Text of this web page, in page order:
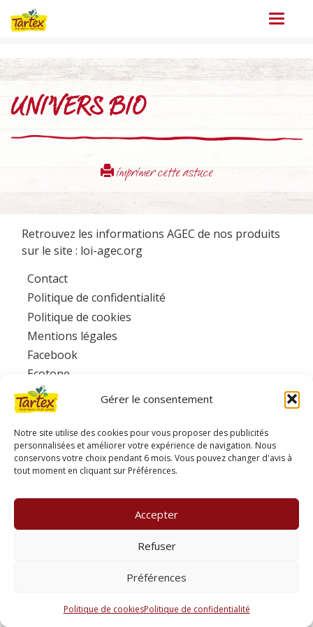
Gérer le consentement
Notre site utilise des cookies pour vous proposer des publicités
personnalisées et améliorer votre expérience de navigation. Nous
conservons votre choix pendant 6 mois. Vous pouvez changer d'avis à
tout moment en cliquant sur Préférences.
Accepter
Refuser
Préférences
Politique de cookiesPolitique de confidentialité
Menu
UNI’VERS BIO
imprimer cette astuce
Retrouvez les informations AGEC de nos produits
sur le site : loi-agec.org
Contact
Politique de confidentialité
Politique de cookies
Mentions légales
Facebook
Ecotone
www.consignesdetri.fr